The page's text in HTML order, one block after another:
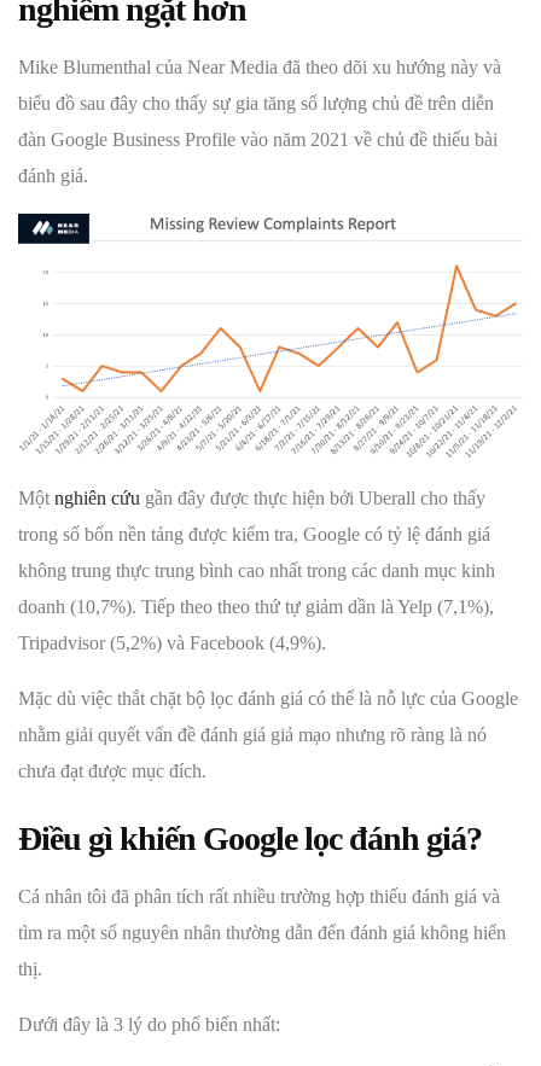
nghiêm ngặt hơn
Mike Blumenthal của Near Media đã theo dõi xu hướng này và
biểu đồ sau đây cho thấy sự gia tăng số lượng chủ đề trên diễn
đàn Google Business Profile vào năm 2021 về chủ đề thiếu bài
đánh giá.
Một nghiên cứu gần đây được thực hiện bởi Uberall cho thấy
trong số bốn nền tảng được kiểm tra, Google có tỷ lệ đánh giá
không trung thực trung bình cao nhất trong các danh mục kinh
doanh (10,7%). Tiếp theo theo thứ tự giảm dần là Yelp (7,1%),
Tripadvisor (5,2%) và Facebook (4,9%).
Mặc dù việc thắt chặt bộ lọc đánh giá có thể là nỗ lực của Google
nhằm giải quyết vấn đề đánh giá giả mạo nhưng rõ ràng là nó
chưa đạt được mục đích.
Điều gì khiến Google lọc đánh giá?
Cá nhân tôi đã phân tích rất nhiều trường hợp thiếu đánh giá và
tìm ra một số nguyên nhân thường dẫn đến đánh giá không hiển
thị.
Dưới đây là 3 lý do phổ biến nhất: